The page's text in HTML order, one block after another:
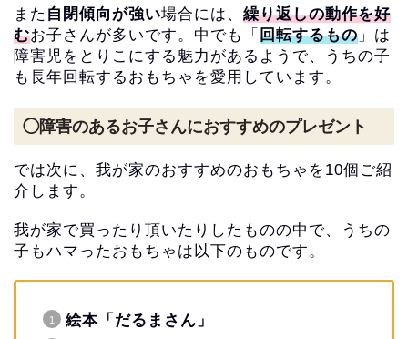
また 自閉傾向が強い場合には、 繰り返しの動作を好
むお子さんが多いです。中でも「 回転するもの 」は
障害児をとりこにする魅力があるようで、うちの子
も長年回転するおもちゃを愛用しています。
◯障害のあるお子さんにおすすめのプレゼント
では次に、我が家のおすすめのおもちゃを10個ご紹
介します。
我が家で買ったり頂いたりしたものの中で、うちの
子もハマったおもちゃは以下のものです。
絵本「だるまさん」